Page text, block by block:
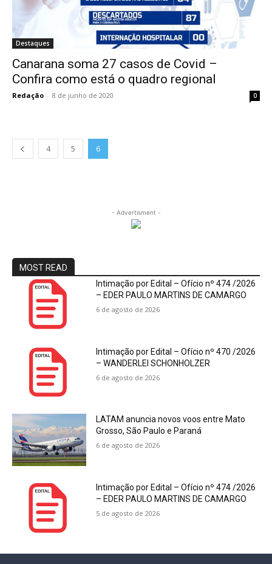
Destaques
Canarana soma 27 casos de Covid –
Confira como está o quadro regional
Redação - 8 de junho de 2020 0
4 5 6
- Advertisment -
MOST READ
Intimação por Edital – Ofício nº 474 /2026
– EDER PAULO MARTINS DE CAMARGO
6 de agosto de 2026
Intimação por Edital – Ofício nº 470 /2026
– WANDERLEI SCHONHOLZER
6 de agosto de 2026
LATAM anuncia novos voos entre Mato
Grosso, São Paulo e Paraná
6 de agosto de 2026
Intimação por Edital – Ofício nº 474 /2026
– EDER PAULO MARTINS DE CAMARGO
5 de agosto de 2026